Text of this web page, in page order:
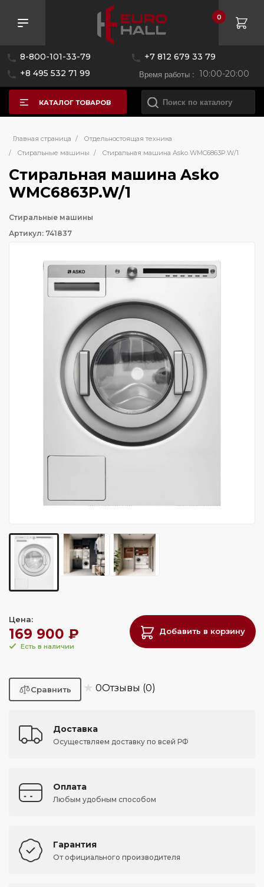
8-800-101-33-79
+7 812 679 33 79
+8 495 532 71 99
Время работы : 10:00-20:00
0
КАТАЛОГ ТОВАРОВ
Главная страница /
Отдельностоящая техника
/
Стиральные машины / Стиральная машина Asko WMC6863P.W/1
Стиральная машина Asko
WMC6863P.W/1
Стиральные машины
Артикул: 741837
Цена:
169 900 ₽
Есть в наличии
Добавить в корзину
★ 0Отзывы (0)
Доставка
Осуществляем доставку по всей РФ
Оплата
Любым удобным способом
Гарантия
От официального производителя